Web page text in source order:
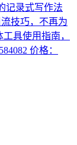
记录式写作法
技巧，不再为
具使用指南，
价格：